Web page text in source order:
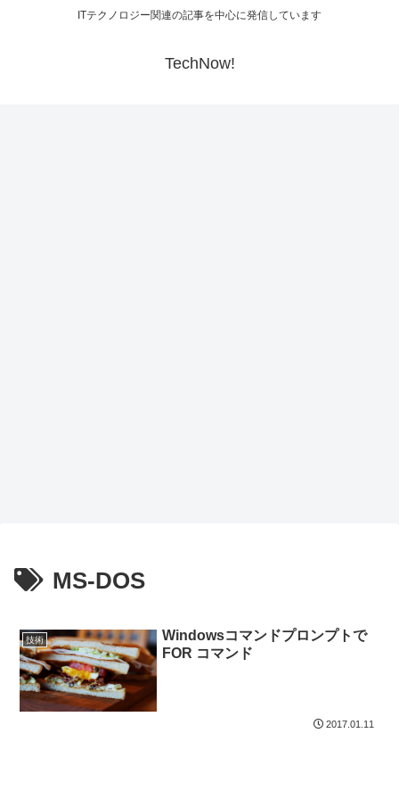
ITテクノロジー関連の記事を中心に発信しています
TechNow!
MS-DOS
技術
Windowsコマンドプロンプトで
FOR コマンド
2017.01.11